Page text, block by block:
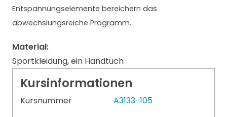
Entspannungselemente bereichern das
abwechslungsreiche Programm.
Material:
Sportkleidung, ein Handtuch
Kursinformationen
Kursnummer
A3133-105